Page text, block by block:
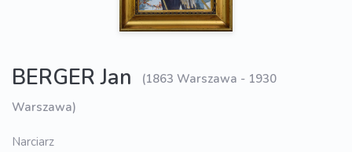
BERGER Jan
(1863 Warszawa - 1930
Warszawa)
Narciarz